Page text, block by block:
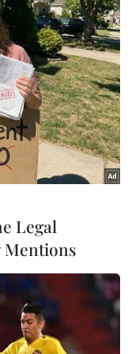
Vietnam+)
lượng EU
Legal
Mentions